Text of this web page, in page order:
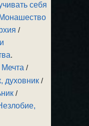
себя
Монашество
/
.
/
духовник /
/